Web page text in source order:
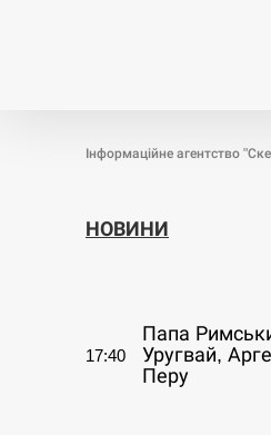
Інформаційне агентство
НОВИНИ
17:40
Папа
Уругвай,
Перу